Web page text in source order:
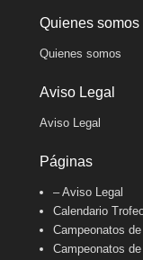
Quienes somos
Quienes somos
Aviso Legal
Aviso Legal
Páginas
– Aviso Legal
Calendario
Campeonatos
Campeonatos